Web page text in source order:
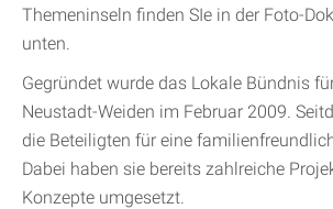
Themeninseln finden SIe in der Foto-
unten.
Gegründet wurde das Lokale Bündnis
Neustadt-Weiden im Februar 2009.
die Beteiligten für eine
Dabei haben sie bereits zahlreiche
Konzepte umgesetzt.